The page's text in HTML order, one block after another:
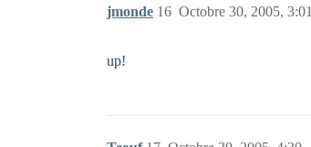
jmonde Octobre 30, 2005, 3:01
16
up!